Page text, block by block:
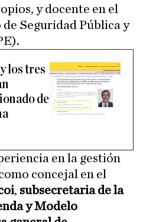
y docente en el
Seguridad Pública y
los tres
de
en la gestión
concejal en el
, subsecretaria de la
y Modelo